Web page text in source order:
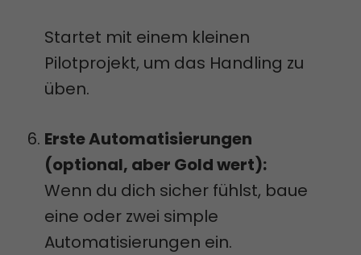
Startet mit einem kleinen
Pilotprojekt, um das Handling zu
üben.
Erste Automatisierungen
(optional, aber Gold wert):
Wenn du dich sicher fühlst, baue
eine oder zwei simple
Automatisierungen ein.